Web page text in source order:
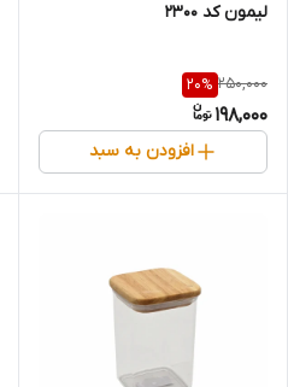
لیمون کد ۲۳۰۰
250,000
20%
198,000
افزودن به سبد